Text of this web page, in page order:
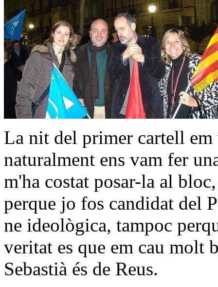
La nit del primer cartell
naturalment ens vam fer
m'ha costat posar-la al
perque jo fos candidat del
ne ideològica, tampoc
veritat es que em cau molt
Sebastià és de Reus.